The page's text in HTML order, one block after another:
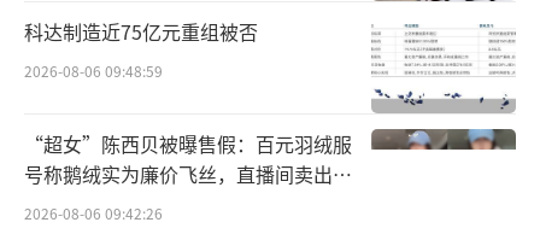
值得注意的是，零售业务作为亚朵集团的
特色，一季度表现零售业务GMV达到4.95亿，
同比增长277.4%。其中线上渠道表现依旧强
劲，GMV占比提升至90%。
今年3月，亚朵星球推出深睡夏凉被，上市
科达制造近75亿元重组被否
2026-08-06 09:48:59
“超女”陈西贝被曝售假：百元羽绒服
号称鹅绒实为廉价飞丝，直播间卖出超
百万元
2026-08-06 09:42:26